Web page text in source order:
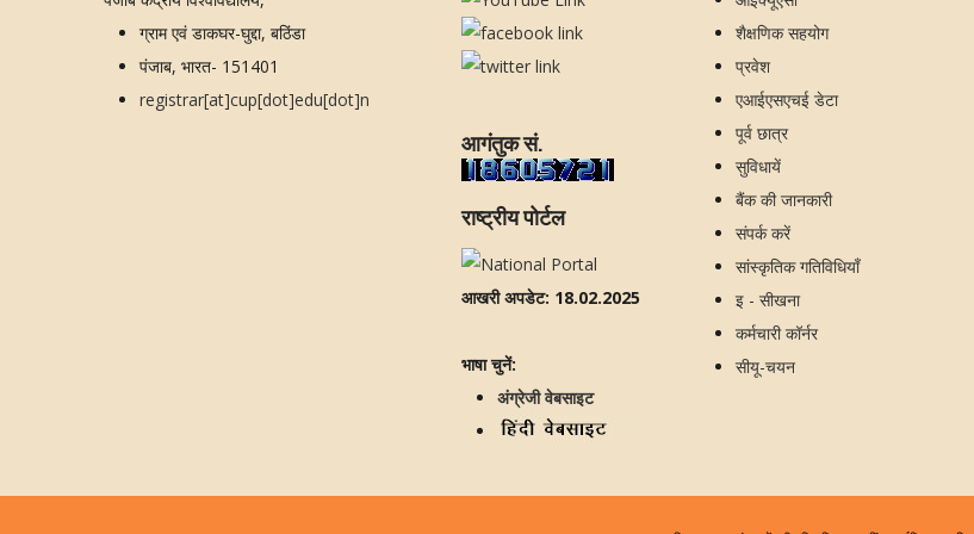
ग्राम एवं डाकघर-घुद्दा, बठिंडा
पंजाब, भारत- 151401
registrar[at]cup[dot]edu[dot]n
आगंतुक सं.
राष्ट्रीय पोर्टल
आखरी अपडेट: 18.02.2025
भाषा चुनें:
अंग्रेजी वेबसाइट
शैक्षणिक सहयोग
प्रवेश
एआईएसएचई डेटा
पूर्व छात्र
सुविधायें
बैंक की जानकारी
संपर्क करें
सांस्कृतिक गतिविधियाँ
इ - सीखना
कर्मचारी कॉर्नर
सीयू-चयन